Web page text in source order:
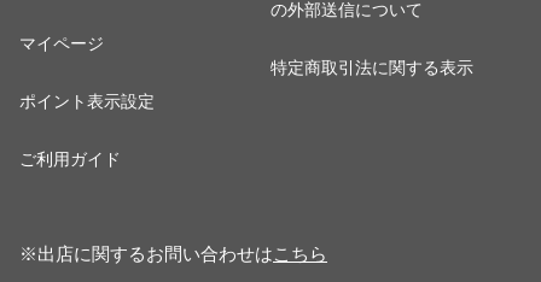
マイページ
ポイント表示設定
ご利用ガイド
の外部送信について
特定商取引法に関する表示
※出店に関するお問い合わせはこちら